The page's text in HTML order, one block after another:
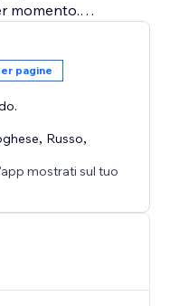
momento.
y de marca y
utilizando la
de empleo. Ya
startup en
a agilizar tu
rápidamente
eficiente.
tu página de
pagine
, Russo,
mostrati sul tuo